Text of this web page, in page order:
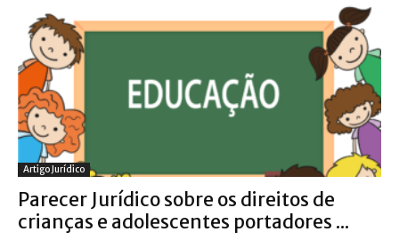
Artigo Jurídico
Parecer Jurídico sobre os direitos de
crianças e adolescentes portadores ...